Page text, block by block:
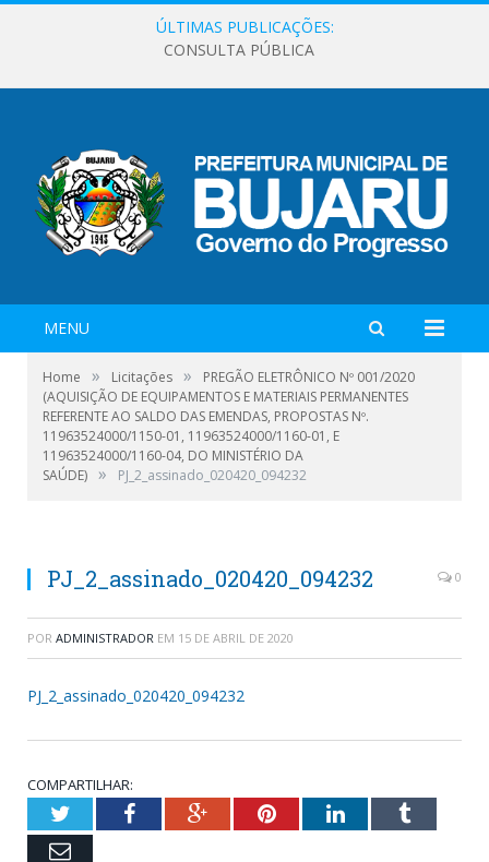
ÚLTIMAS PUBLICAÇÕES:
CONSULTA PÚBLICA
MENU
Home » Licitações »
PREGÃO ELETRÔNICO Nº 001/2020
(AQUISIÇÃO DE EQUIPAMENTOS E MATERIAIS PERMANENTES
REFERENTE AO SALDO DAS EMENDAS, PROPOSTAS Nº.
11963524000/1150-01, 11963524000/1160-01, E
11963524000/1160-04, DO MINISTÉRIO DA
SAÚDE) » PJ_2_assinado_020420_094232
PJ_2_assinado_020420_094232 0
POR ADMINISTRADOR EM 15 DE ABRIL DE 2020
PJ_2_assinado_020420_094232
COMPARTILHAR:
TwitterFacebookGoogle+PinterestLinkedInTumblr
Email